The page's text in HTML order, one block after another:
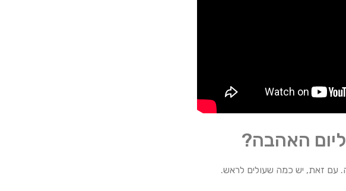
האהבה?
עם זאת, יש כמה שעולים לראש.